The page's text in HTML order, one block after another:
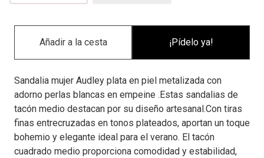
¡Pídelo ya!
Sandalia mujer Audley plata en piel metalizada con
adorno perlas blancas en empeine .Estas sandalias de
tacón medio destacan por su diseño artesanal.Con tiras
finas entrecruzadas en tonos plateados, aportan un toque
bohemio y elegante ideal para el verano. El tacón
cuadrado medio proporciona comodidad y estabilidad,